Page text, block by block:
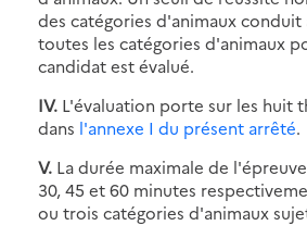
des catégories d'animaux conduit
toutes les catégories d'animaux
candidat est évalué.
IV. L'évaluation porte sur les huit
dans l'annexe I du présent arrêté.
V. La durée maximale de
30, 45 et 60 minutes
ou trois catégories d'animaux